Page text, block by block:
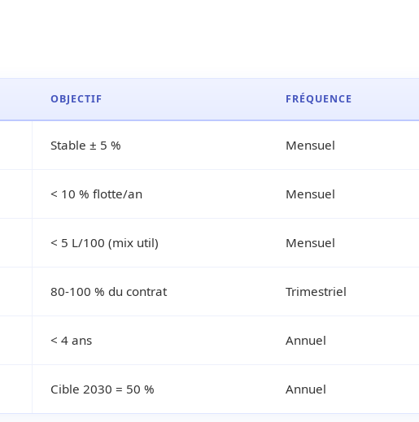
OBJECTIF FRÉQUENCE
Stable ± 5 % Mensuel
< 10 % flotte/an Mensuel
< 5 L/100 (mix util) Mensuel
80-100 % du contrat Trimestriel
< 4 ans Annuel
Cible 2030 = 50 % Annuel